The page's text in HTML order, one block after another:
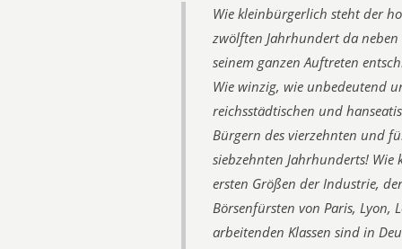
Wie kleinbürgerlich steht der
zwölften Jahrhundert da
seinem ganzen Auftreten
Wie winzig, wie unbedeutend
reichsstädtischen und
Bürgern des vierzehnten und
siebzehnten Jahrhunderts!
ersten Größen der Industrie,
Börsenfürsten von Paris, Lyon,
arbeitenden Klassen sind in